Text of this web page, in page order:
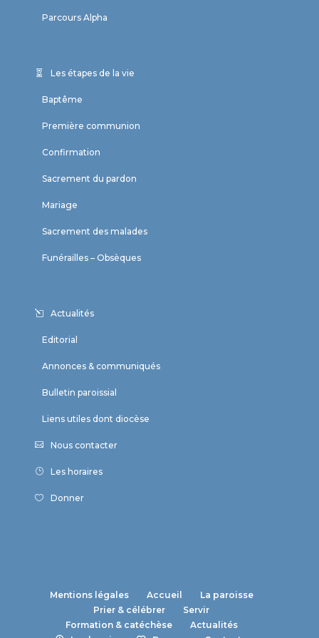
Parcours Alpha
Les étapes de la vie
Baptême
Première communion
Confirmation
Sacrement du pardon
Mariage
Sacrement des malades
Funérailles – Obsèques
Actualités
Editorial
Annonces & communiqués
Bulletin paroissial
Liens utiles dont diocèse
Nous contacter
Les horaires
Donner
Mentions légales Accueil
La paroisse
Prier & célébrer
Servir
Formation & catéchèse
Actualités